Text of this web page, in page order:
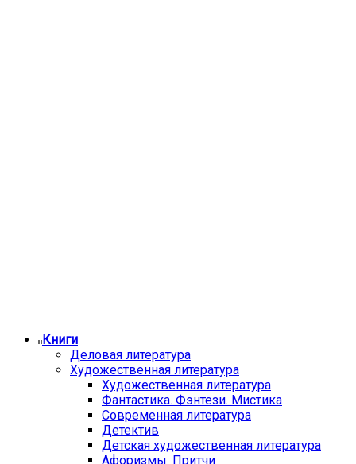
Книги
Деловая литература
Художественная литература
Художественная литература
Фантастика. Фэнтези. Мистика
Современная литература
Детектив
Детская художественная литература
Афоризмы. Притчи